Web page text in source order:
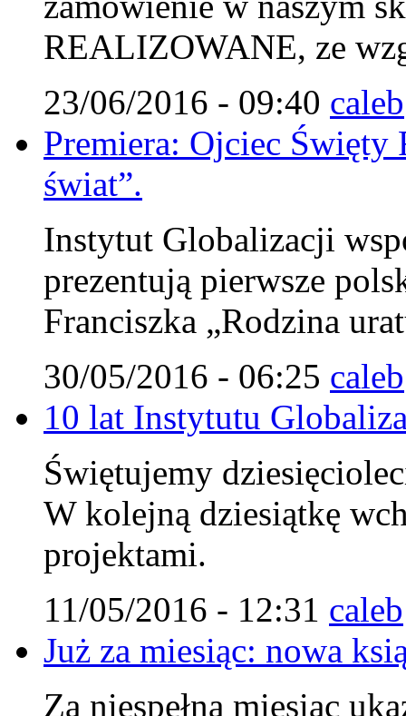
REALIZOWANE, ze
23/06/2016 - 09:40 caleb
Premiera: Ojciec Święty
świat”.
Instytut Globalizacji
prezentują pierwsze
Franciszka „Rodzina
30/05/2016 - 06:25 caleb
10 lat Instytutu
Świętujemy
W kolejną dziesiątkę
projektami.
11/05/2016 - 12:31 caleb
Już za miesiąc: nowa
Za niespełna miesiąc